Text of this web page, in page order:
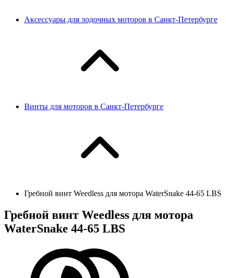
Аксессуары для лодочных моторов в Санкт-Петербурге
Винты для моторов в Санкт-Петербурге
Гребной винт Weedless для мотора WaterSnake 44-65 LBS
Гребной винт Weedless для мотора
WaterSnake 44-65 LBS